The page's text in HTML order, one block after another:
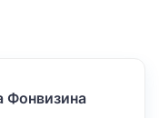
Фонвизина